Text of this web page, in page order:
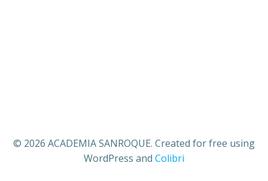
© 2026 ACADEMIA SANROQUE. Created for free using
WordPress and Colibri